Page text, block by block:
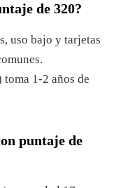
de 320?
uso bajo y tarjetas
1-2 años de
puntaje de